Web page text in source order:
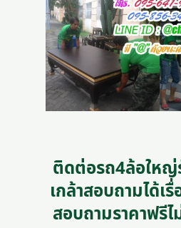
ติดต่อรถ4ล้อใหญ่
เกล้าสอบถามได้เ
สอบถามราคาฟรีไ